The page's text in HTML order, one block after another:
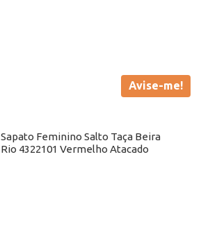
Avise-me!
Sapato Feminino Salto Taça Beira
Rio 4322101 Vermelho Atacado